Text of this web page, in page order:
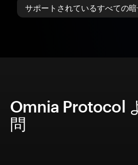
サポートされているすべての
Omnia Protocol
問